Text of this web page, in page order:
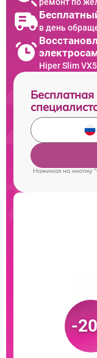
ремонт по
в день
Hiper Slim
Нажимая на кнопку
-